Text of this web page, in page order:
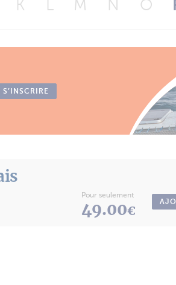
K L M N O
S’INSCRIRE
Pour seulement
49.00€